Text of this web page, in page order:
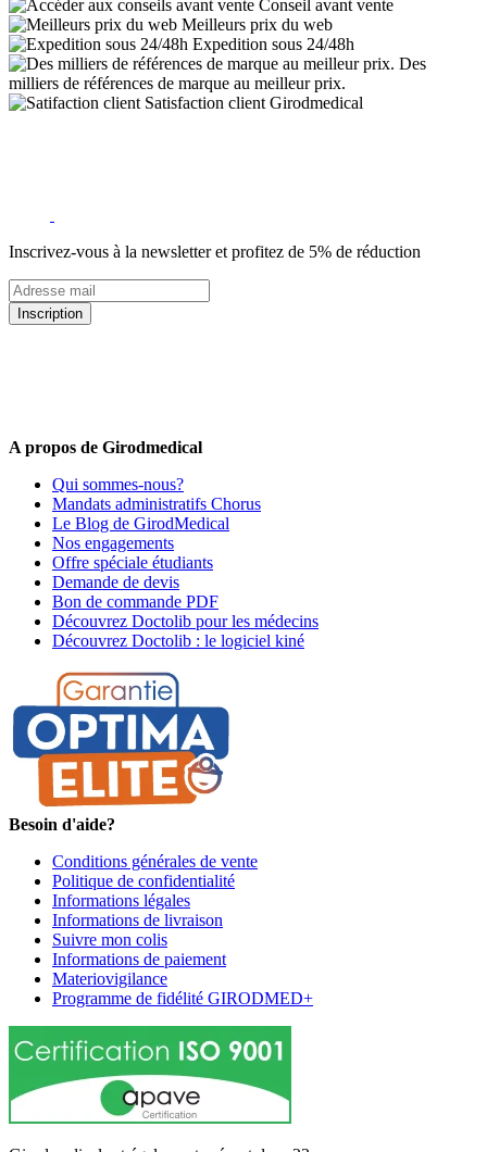
Conseil avant vente
Meilleurs prix du web
Expedition sous 24/48h
Des
milliers de références de marque au meilleur prix.
Satisfaction client Girodmedical
Inscrivez-vous à la newsletter et profitez de 5% de réduction
Inscription
A propos de Girodmedical
Qui sommes-nous?
Mandats administratifs Chorus
Le Blog de GirodMedical
Nos engagements
Offre spéciale étudiants
Demande de devis
Bon de commande PDF
Découvrez Doctolib pour les médecins
Découvrez Doctolib : le logiciel kiné
Besoin d'aide?
Conditions générales de vente
Politique de confidentialité
Informations légales
Informations de livraison
Suivre mon colis
Informations de paiement
Materiovigilance
Programme de fidélité GIRODMED+